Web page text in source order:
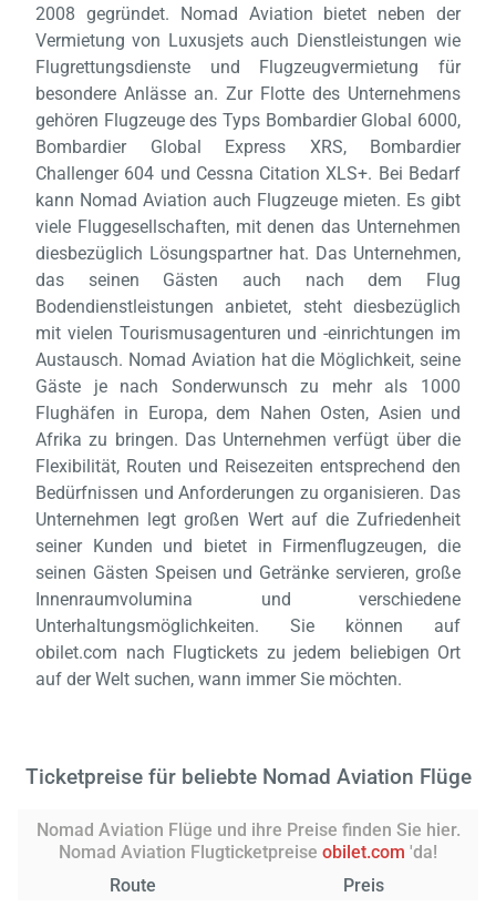
2008 gegründet. Nomad Aviation bietet neben der
Vermietung von Luxusjets auch Dienstleistungen wie
Flugrettungsdienste und Flugzeugvermietung für
besondere Anlässe an. Zur Flotte des Unternehmens
gehören Flugzeuge des Typs Bombardier Global 6000,
Bombardier Global Express XRS, Bombardier
Challenger 604 und Cessna Citation XLS+. Bei Bedarf
kann Nomad Aviation auch Flugzeuge mieten. Es gibt
viele Fluggesellschaften, mit denen das Unternehmen
diesbezüglich Lösungspartner hat. Das Unternehmen,
das seinen Gästen auch nach dem Flug
Bodendienstleistungen anbietet, steht diesbezüglich
mit vielen Tourismusagenturen und -einrichtungen im
Austausch. Nomad Aviation hat die Möglichkeit, seine
Gäste je nach Sonderwunsch zu mehr als 1000
Flughäfen in Europa, dem Nahen Osten, Asien und
Afrika zu bringen. Das Unternehmen verfügt über die
Flexibilität, Routen und Reisezeiten entsprechend den
Bedürfnissen und Anforderungen zu organisieren. Das
Unternehmen legt großen Wert auf die Zufriedenheit
seiner Kunden und bietet in Firmenflugzeugen, die
seinen Gästen Speisen und Getränke servieren, große
Innenraumvolumina und verschiedene
Unterhaltungsmöglichkeiten. Sie können auf
obilet.com nach Flugtickets zu jedem beliebigen Ort
auf der Welt suchen, wann immer Sie möchten.
Ticketpreise für beliebte Nomad Aviation Flüge
Nomad Aviation Flüge und ihre Preise finden Sie hier.
Nomad Aviation Flugticketpreise obilet.com 'da!
Route
Preis